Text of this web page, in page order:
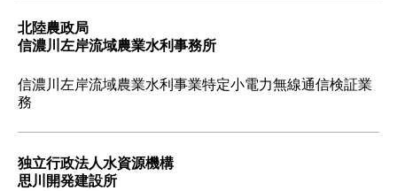
北陸農政局
信濃川左岸流域農業水利事務所
信濃川左岸流域農業水利事業特定小電力無線通信検証業
務
独立行政法人水資源機構
思川開発建設所